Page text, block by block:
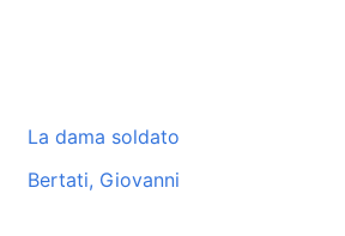
La dama soldato
Bertati, Giovanni